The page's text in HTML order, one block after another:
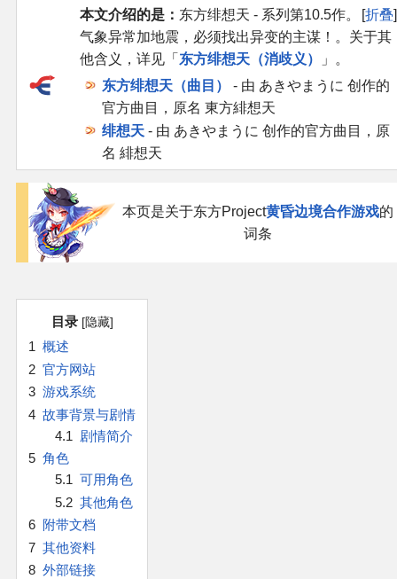
折叠
本文介绍的是： 东方绯想天 - 系列第10.5作。
气象异常加地震，必须找出异变的主谋！。关于其
他含义，详见「 东方绯想天（消歧义）
」。
东方绯想天（曲目）
- 由 あきやまうに 创作的
官方曲目，原名 東方緋想天
绯想天 - 由 あきやまうに 创作的官方曲目，原
名 緋想天
本页是关于东方Project黄昏边境合作游戏的
词条
目录
1 概述
2 官方网站
3 游戏系统
4 故事背景与剧情
4.1 剧情简介
5 角色
5.1 可用角色
5.2 其他角色
6 附带文档
7 其他资料
8 外部链接
加入我们
官方作品
官方游戏
官方音乐
官方角色
公式资料
游戏攻略
东方相关活动
其他相关项目
二次创作与活动